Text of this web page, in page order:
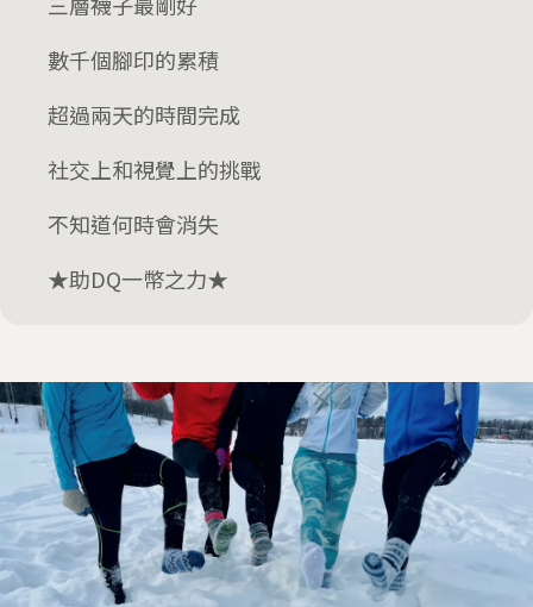
數千個腳印的累積
超過兩天的時間完成
社交上和視覺上的挑戰
不知道何時會消失
★助DQ一幣之力★